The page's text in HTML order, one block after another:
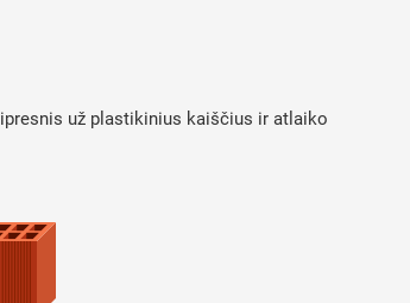
už plastikinius kaiščius ir atlaiko